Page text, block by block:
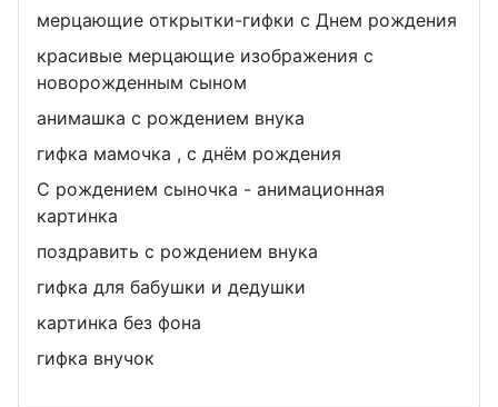
мерцающие открытки-гифки с Днем рождения
красивые мерцающие изображения с
новорожденным сыном
анимашка с рождением внука
гифка мамочка , с днём рождения
С рождением сыночка - анимационная
картинка
поздравить с рождением внука
гифка для бабушки и дедушки
картинка без фона
гифка внучок